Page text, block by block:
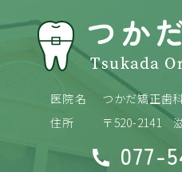
医院名
つかだ矯正歯
住所
〒520-2141
077-